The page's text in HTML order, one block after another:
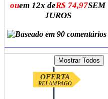
ouem 12x deR$ 74,97SEM
JUROS
OFERTA
RELAMPAGO